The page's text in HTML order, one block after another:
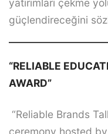
güçlendireceğini
“RELIABLE
AWARD”
“Reliable Brands
ceremony hosted